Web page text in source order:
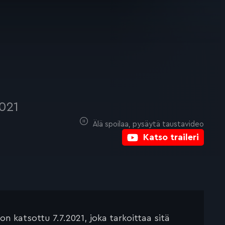
Katso traileri
Älä spoilaa, pysäytä taustavideo
katsottu 7.7.2021, joka tarkoittaa sitä